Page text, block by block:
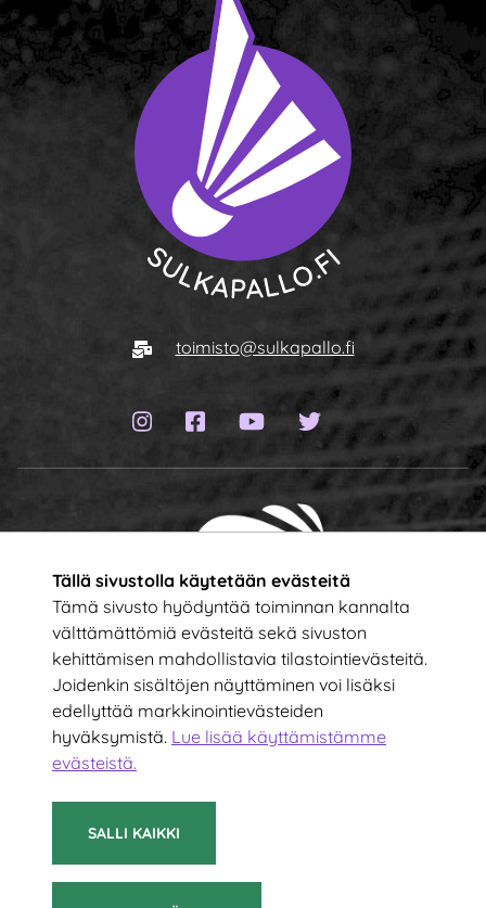
Tällä sivustolla käytetään evästeitä
Tämä sivusto hyödyntää toiminnan kannalta
välttämättömiä evästeitä sekä sivuston
kehittämisen mahdollistavia tilastointievästeitä.
Joidenkin sisältöjen näyttäminen voi lisäksi
edellyttää markkinointievästeiden
hyväksymistä. Lue lisää käyttämistämme
evästeistä.​​​​​​
SALLI KAIKKI
Sähköposti
toimisto@sulkapallo.fi
Instagram-sivu
Facebook-sivu
YouTube-kanava
Twitter-sivu
Tilaa uutiskirje!
Kirjoita sähköpostiosoitteesi